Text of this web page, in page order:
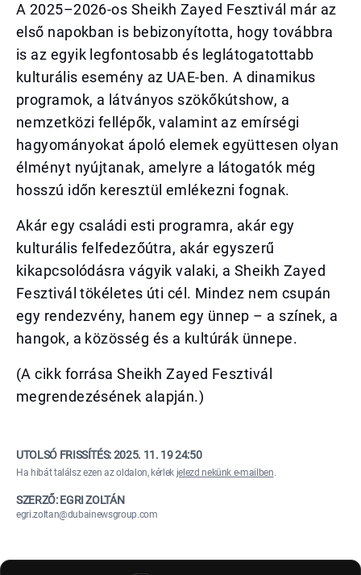
A 2025–2026-os Sheikh Zayed Fesztivál már az
első napokban is bebizonyította, hogy továbbra
is az egyik legfontosabb és leglátogatottabb
kulturális esemény az UAE-ben. A dinamikus
programok, a látványos szökőkútshow, a
nemzetközi fellépők, valamint az emírségi
hagyományokat ápoló elemek együttesen olyan
élményt nyújtanak, amelyre a látogatók még
hosszú időn keresztül emlékezni fognak.
Akár egy családi esti programra, akár egy
kulturális felfedezőútra, akár egyszerű
kikapcsolódásra vágyik valaki, a Sheikh Zayed
Fesztivál tökéletes úti cél. Mindez nem csupán
egy rendezvény, hanem egy ünnep – a színek, a
hangok, a közösség és a kultúrák ünnepe.
(A cikk forrása Sheikh Zayed Fesztivál
megrendezésének alapján.)
UTOLSÓ FRISSÍTÉS:2025. 11. 19 24:50
Ha hibát találsz ezen az oldalon, kérlek jelezd nekünk e-mailben.
SZERZŐ: EGRI ZOLTÁN
egri.zoltan@dubainewsgroup.com